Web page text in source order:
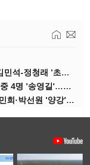
(정기여론조사)②당심·호남, 김민석-정청래 '초접전'
(정기여론조사)③2순위, 10명 중 4명 '송영길'…정청래 '한 자릿수'
(정기여론조사)④최고위원 최민희·박선원 '양강'…서미화·이성윤·임미애 뒤이어